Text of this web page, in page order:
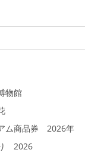
物館
ム商品券 2026年
2026